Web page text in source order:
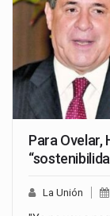
Para Ovelar,
La Unión